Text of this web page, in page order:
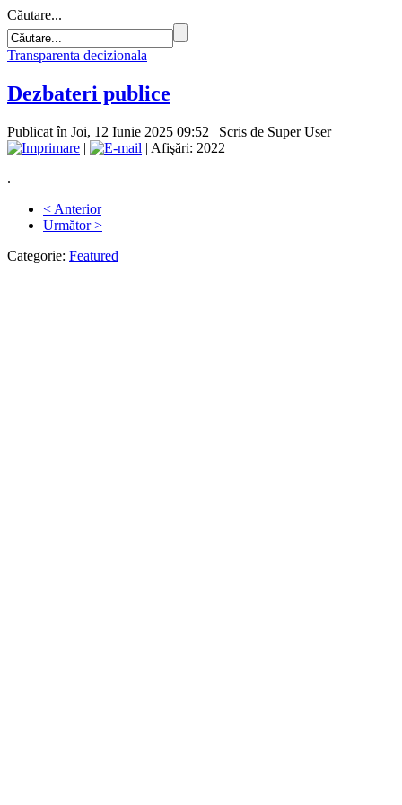
Căutare...
Transparenta decizionala
Dezbateri publice
Publicat în Joi, 12 Iunie 2025 09:52 | Scris de Super User|
|
| Afişări: 2022
.
< Anterior
Următor >
Categorie: Featured